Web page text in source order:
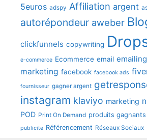
5euros adspy Affiliation argent
autorépondeur aweber
clickfunnels copywriting
e-commerce Ecommerce email emailing
marketing facebook facebook ads
fournisseur gagner argent
instagram klaviyo marketing
POD Print On Demand produits gagnants
publicite Référencement Réseaux Sociaux